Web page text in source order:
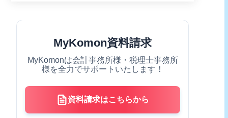
MyKomon資料請求
MyKomonは会計事務所様・税理士事務所
様を全力でサポートいたします！
資料請求はこちらから